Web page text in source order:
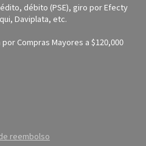
débito (PSE), giro por Efecty
Daviplata, etc.
Compras Mayores a $120,000
reembolso